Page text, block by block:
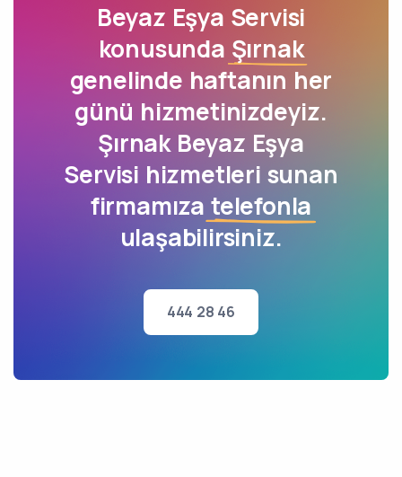
Beyaz Eşya Servisi
konusunda Şırnak
genelinde haftanın her
günü hizmetinizdeyiz.
Şırnak Beyaz Eşya
Servisi hizmetleri sunan
firmamıza telefonla
ulaşabilirsiniz.
444 28 46